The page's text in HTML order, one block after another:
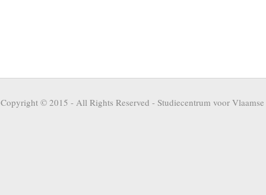
Copyright © 2015 - All Rights Reserved - Studiecentrum voor